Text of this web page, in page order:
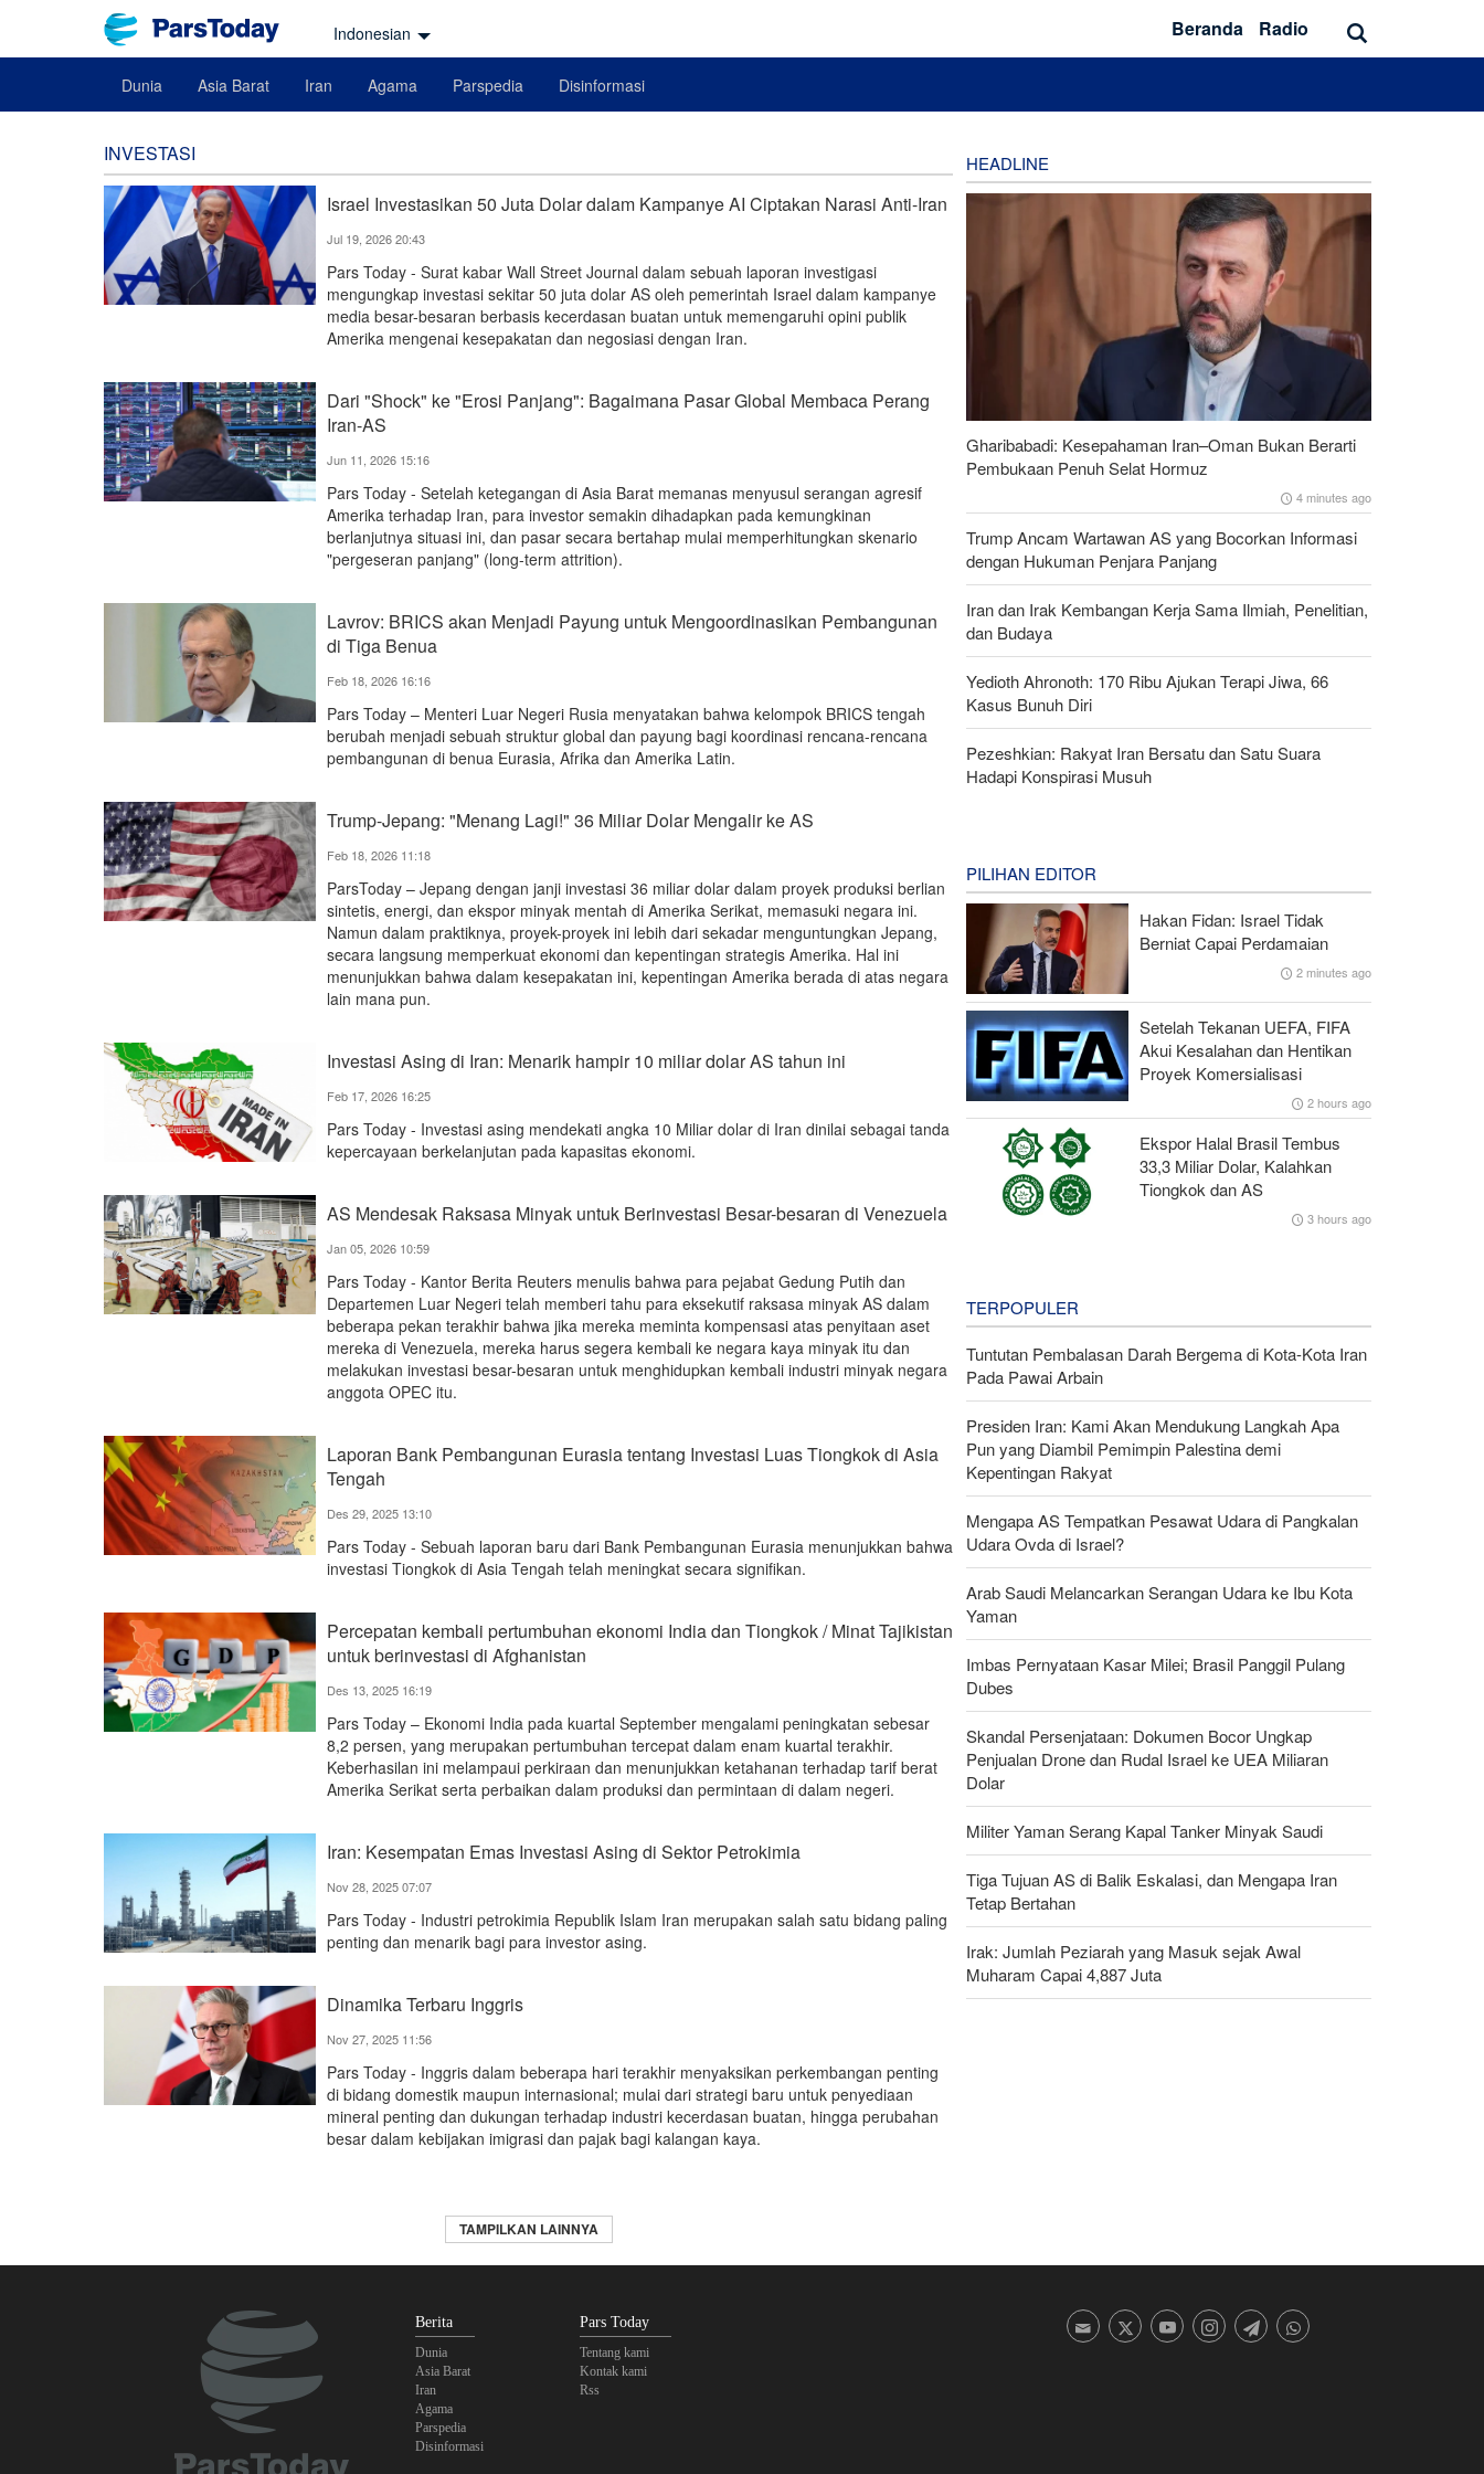
Indonesian Beranda Radio
Dunia Asia Barat Iran Agama Parspedia Disinformasi
INVESTASI
Israel Investasikan 50 Juta Dolar dalam Kampanye AI Ciptakan Narasi Anti-Iran
Jul 19, 2026 20:43
Pars Today - Surat kabar Wall Street Journal dalam sebuah laporan investigasi
mengungkap investasi sekitar 50 juta dolar AS oleh pemerintah Israel dalam kampanye
media besar-besaran berbasis kecerdasan buatan untuk memengaruhi opini publik
Amerika mengenai kesepakatan dan negosiasi dengan Iran.
Dari "Shock" ke "Erosi Panjang": Bagaimana Pasar Global Membaca Perang
Iran-AS
Jun 11, 2026 15:16
Pars Today - Setelah ketegangan di Asia Barat memanas menyusul serangan agresif
Amerika terhadap Iran, para investor semakin dihadapkan pada kemungkinan
berlanjutnya situasi ini, dan pasar secara bertahap mulai memperhitungkan skenario
"pergeseran panjang" (long-term attrition).
Lavrov: BRICS akan Menjadi Payung untuk Mengoordinasikan Pembangunan
di Tiga Benua
Feb 18, 2026 16:16
Pars Today – Menteri Luar Negeri Rusia menyatakan bahwa kelompok BRICS tengah
berubah menjadi sebuah struktur global dan payung bagi koordinasi rencana-rencana
pembangunan di benua Eurasia, Afrika dan Amerika Latin.
Trump-Jepang: "Menang Lagi!" 36 Miliar Dolar Mengalir ke AS
Feb 18, 2026 11:18
ParsToday – Jepang dengan janji investasi 36 miliar dolar dalam proyek produksi berlian
sintetis, energi, dan ekspor minyak mentah di Amerika Serikat, memasuki negara ini.
Namun dalam praktiknya, proyek-proyek ini lebih dari sekadar menguntungkan Jepang,
secara langsung memperkuat ekonomi dan kepentingan strategis Amerika. Hal ini
menunjukkan bahwa dalam kesepakatan ini, kepentingan Amerika berada di atas negara
lain mana pun.
Investasi Asing di Iran: Menarik hampir 10 miliar dolar AS tahun ini
Feb 17, 2026 16:25
Pars Today - Investasi asing mendekati angka 10 Miliar dolar di Iran dinilai sebagai tanda
kepercayaan berkelanjutan pada kapasitas ekonomi.
AS Mendesak Raksasa Minyak untuk Berinvestasi Besar-besaran di Venezuela
Jan 05, 2026 10:59
Pars Today - Kantor Berita Reuters menulis bahwa para pejabat Gedung Putih dan
Departemen Luar Negeri telah memberi tahu para eksekutif raksasa minyak AS dalam
beberapa pekan terakhir bahwa jika mereka meminta kompensasi atas penyitaan aset
mereka di Venezuela, mereka harus segera kembali ke negara kaya minyak itu dan
melakukan investasi besar-besaran untuk menghidupkan kembali industri minyak negara
anggota OPEC itu.
Laporan Bank Pembangunan Eurasia tentang Investasi Luas Tiongkok di Asia
Tengah
Des 29, 2025 13:10
Pars Today - Sebuah laporan baru dari Bank Pembangunan Eurasia menunjukkan bahwa
investasi Tiongkok di Asia Tengah telah meningkat secara signifikan.
Percepatan kembali pertumbuhan ekonomi India dan Tiongkok / Minat Tajikistan
untuk berinvestasi di Afghanistan
Des 13, 2025 16:19
Pars Today – Ekonomi India pada kuartal September mengalami peningkatan sebesar
8,2 persen, yang merupakan pertumbuhan tercepat dalam enam kuartal terakhir.
Keberhasilan ini melampaui perkiraan dan menunjukkan ketahanan terhadap tarif berat
Amerika Serikat serta perbaikan dalam produksi dan permintaan di dalam negeri.
Iran: Kesempatan Emas Investasi Asing di Sektor Petrokimia
Nov 28, 2025 07:07
Pars Today - Industri petrokimia Republik Islam Iran merupakan salah satu bidang paling
penting dan menarik bagi para investor asing.
Dinamika Terbaru Inggris
Nov 27, 2025 11:56
Pars Today - Inggris dalam beberapa hari terakhir menyaksikan perkembangan penting
di bidang domestik maupun internasional; mulai dari strategi baru untuk penyediaan
mineral penting dan dukungan terhadap industri kecerdasan buatan, hingga perubahan
besar dalam kebijakan imigrasi dan pajak bagi kalangan kaya.
TAMPILKAN LAINNYA
HEADLINE
Gharibabadi: Kesepahaman Iran–Oman Bukan Berarti
Pembukaan Penuh Selat Hormuz
4 minutes ago
Trump Ancam Wartawan AS yang Bocorkan Informasi
dengan Hukuman Penjara Panjang
Iran dan Irak Kembangan Kerja Sama Ilmiah, Penelitian,
dan Budaya
Yedioth Ahronoth: 170 Ribu Ajukan Terapi Jiwa, 66
Kasus Bunuh Diri
Pezeshkian: Rakyat Iran Bersatu dan Satu Suara
Hadapi Konspirasi Musuh
PILIHAN EDITOR
Hakan Fidan: Israel Tidak
Berniat Capai Perdamaian
2 minutes ago
Setelah Tekanan UEFA, FIFA
Akui Kesalahan dan Hentikan
Proyek Komersialisasi
2 hours ago
Ekspor Halal Brasil Tembus
33,3 Miliar Dolar, Kalahkan
Tiongkok dan AS
3 hours ago
TERPOPULER
Tuntutan Pembalasan Darah Bergema di Kota-Kota Iran
Pada Pawai Arbain
Presiden Iran: Kami Akan Mendukung Langkah Apa
Pun yang Diambil Pemimpin Palestina demi
Kepentingan Rakyat
Mengapa AS Tempatkan Pesawat Udara di Pangkalan
Udara Ovda di Israel?
Arab Saudi Melancarkan Serangan Udara ke Ibu Kota
Yaman
Imbas Pernyataan Kasar Milei; Brasil Panggil Pulang
Dubes
Skandal Persenjataan: Dokumen Bocor Ungkap
Penjualan Drone dan Rudal Israel ke UEA Miliaran
Dolar
Militer Yaman Serang Kapal Tanker Minyak Saudi
Tiga Tujuan AS di Balik Eskalasi, dan Mengapa Iran
Tetap Bertahan
Irak: Jumlah Peziarah yang Masuk sejak Awal
Muharam Capai 4,887 Juta
Berita
Dunia
Asia Barat
Iran
Agama
Parspedia
Disinformasi
Pars Today
Tentang kami
Kontak kami
Rss